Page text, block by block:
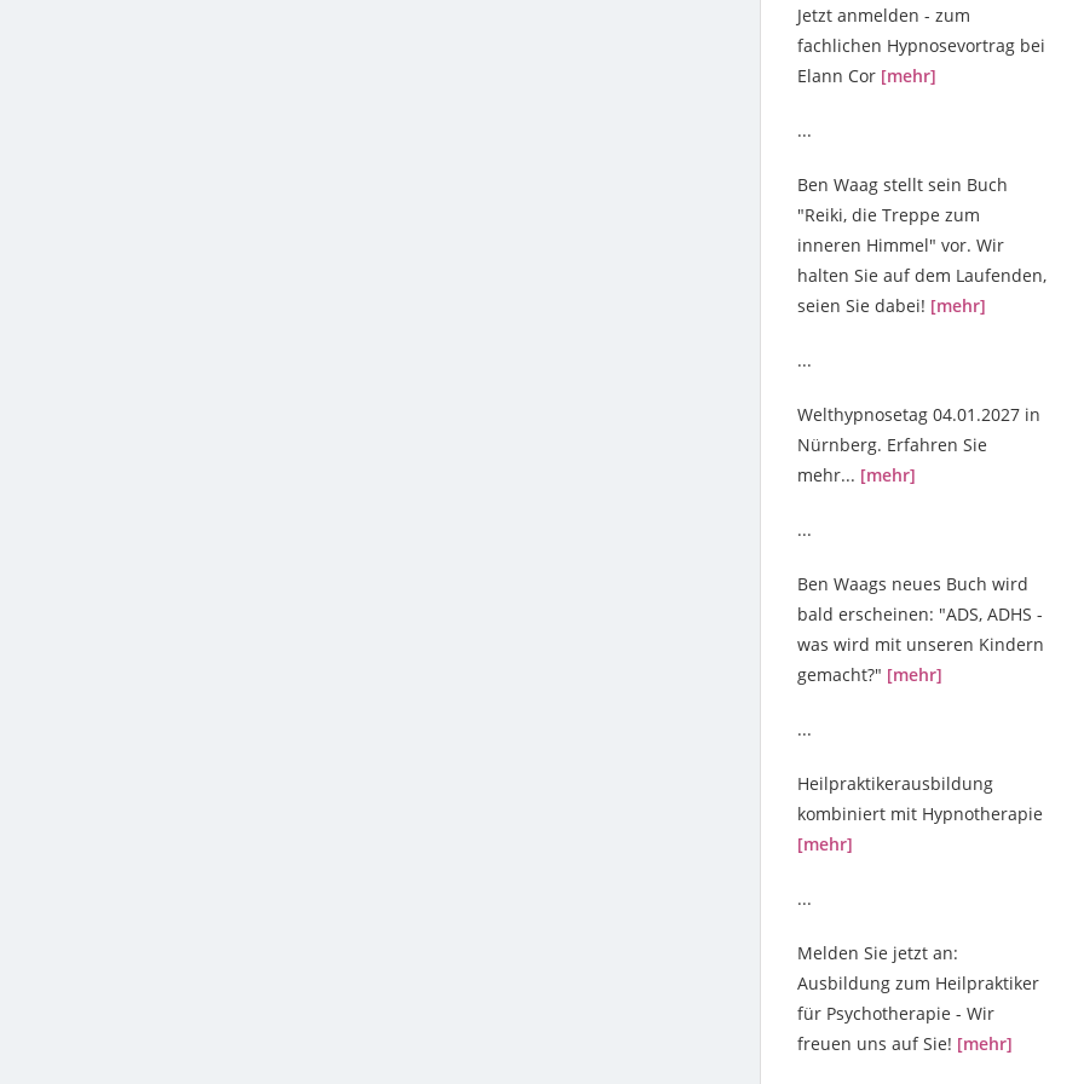
Jetzt anmelden - zum
fachlichen Hypnosevortrag bei
Elann Cor [mehr]
...
Ben Waag stellt sein Buch
"Reiki, die Treppe zum
inneren Himmel" vor. Wir
halten Sie auf dem Laufenden,
seien Sie dabei! [mehr]
...
Welthypnosetag 04.01.2027 in
Nürnberg. Erfahren Sie
mehr... [mehr]
...
Ben Waags neues Buch wird
bald erscheinen: "ADS, ADHS -
was wird mit unseren Kindern
gemacht?" [mehr]
...
Heilpraktikerausbildung
kombiniert mit Hypnotherapie
[mehr]
...
Melden Sie jetzt an:
Ausbildung zum Heilpraktiker
für Psychotherapie - Wir
freuen uns auf Sie! [mehr]